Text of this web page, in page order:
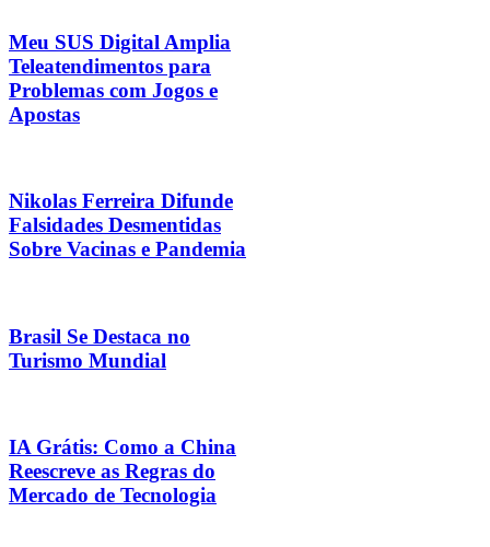
Meu SUS Digital Amplia
Teleatendimentos para
Problemas com Jogos e
Apostas
Nikolas Ferreira Difunde
Falsidades Desmentidas
Sobre Vacinas e Pandemia
Brasil Se Destaca no
Turismo Mundial
IA Grátis: Como a China
Reescreve as Regras do
Mercado de Tecnologia